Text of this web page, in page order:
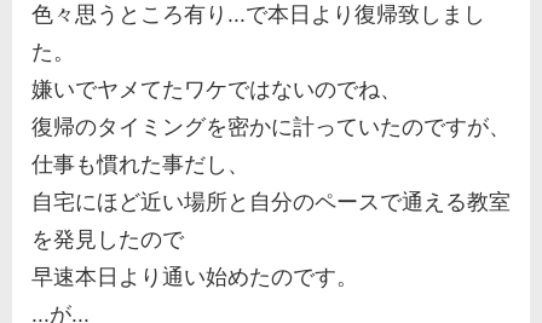
色々思うところ有り...で本日より復帰致しまし
た。
嫌いでヤメてたワケではないのでね、
復帰のタイミングを密かに計っていたのですが、
仕事も慣れた事だし、
自宅にほど近い場所と自分のペースで通える教室
を発見したので
早速本日より通い始めたのです。
...が...